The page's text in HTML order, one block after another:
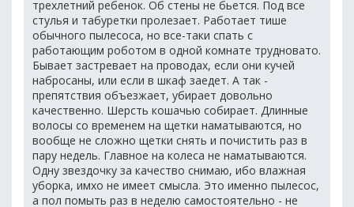
трехлетний ребенок. Об стены не бьется. Под все
стулья и табуретки пролезает. Работает тише
обычного пылесоса, но все-таки спать с
работающим роботом в одной комнате трудновато.
Бывает застревает на проводах, если они кучей
набросаны, или если в шкаф заедет. А так -
препятствия объезжает, убирает довольно
качественно. Шерсть кошачью собирает. Длинные
волосы со временем на щетки наматываются, но
вообще не сложно щетки снять и почистить раз в
пару недель. Главное на колеса не наматываются.
Одну звездочку за качество снимаю, ибо влажная
уборка, имхо не имеет смысла. Это именно пылесос,
а пол помыть раз в неделю самостоятельно - не